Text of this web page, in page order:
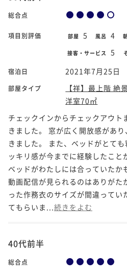
総合点
項目別評価 部屋 5 風呂 4
接客・サービス 5
宿泊日 2021年7月25日
部屋タイプ
【祥】最上階 絶
洋室70㎡
チェックインからチェックアウト
きました。 窓が広く開放感があ
きました。 また、ベッドがとて
ッキリ感が今までに経験したこと
ベッドがわたしには合っていたか
動画配信が見られるのはありがた
った作務衣のサイズが間違ってい
てもらいま... 続きをよむ
40代前半
総合点